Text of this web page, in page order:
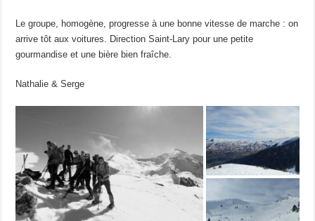
Le groupe, homogène, progresse à une bonne vitesse de marche : on
arrive tôt aux voitures. Direction Saint-Lary pour une petite
gourmandise et une bière bien fraîche.
Nathalie & Serge